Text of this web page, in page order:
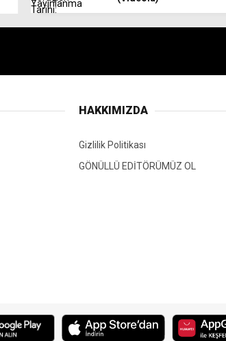
HAKKIMIZDA
Gizlilik Politikası
GÖNÜLLÜ EDİTÖRÜMÜZ OL